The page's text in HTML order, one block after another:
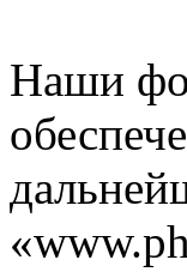
Наши